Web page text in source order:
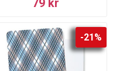
79 kr
-21%